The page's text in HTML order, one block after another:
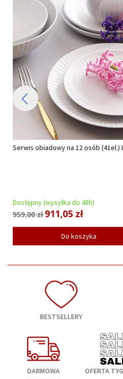
Serwis obiadowy na 12 osób (41el.)
Dostępny (wysyłka do 48h)
959,00 zł911,05 zł
Do koszyka
BESTSELLERY
DARMOWA
OFERTA